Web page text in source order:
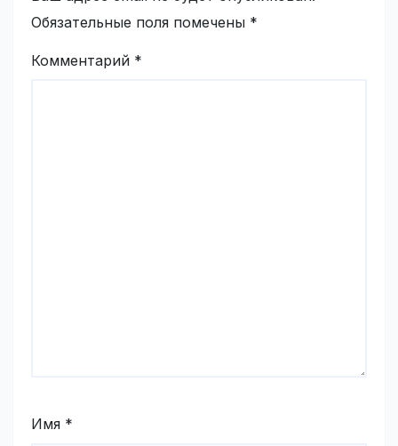
Обязательные поля помечены *
Комментарий *
Имя *